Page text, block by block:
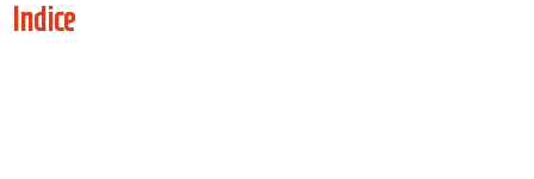
Indice